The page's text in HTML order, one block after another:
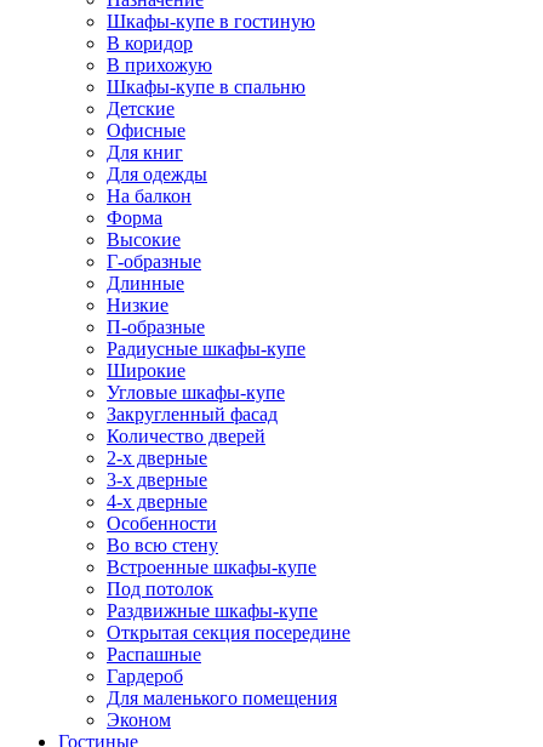
Шкафы-купе в гостиную
В коридор
В прихожую
Шкафы-купе в спальню
Детские
Офисные
Для книг
Для одежды
На балкон
Форма
Высокие
Г-образные
Длинные
Низкие
П-образные
Радиусные шкафы-купе
Широкие
Угловые шкафы-купе
Закругленный фасад
Количество дверей
2-х дверные
3-х дверные
4-х дверные
Особенности
Во всю стену
Встроенные шкафы-купе
Под потолок
Раздвижные шкафы-купе
Открытая секция посередине
Распашные
Гардероб
Для маленького помещения
Эконом
Гостиные